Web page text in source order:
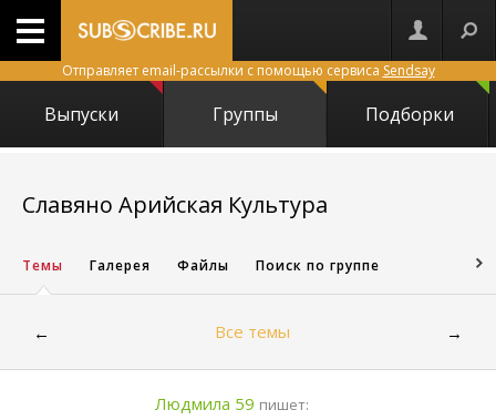
Отправляет email-рассылки с помощью сервиса Sendsay
Выпуски Группы Подборки
Славяно Арийская Культура
Темы Галерея Файлы Поиск по группе
← Все темы →
Людмила 59 пишет: